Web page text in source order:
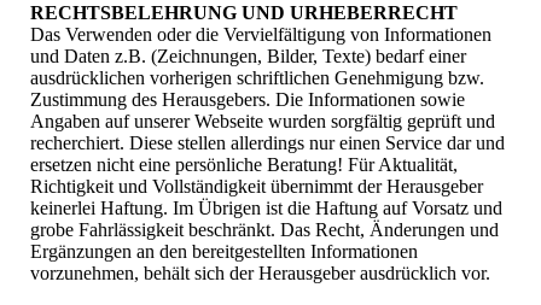
RECHTSBELEHRUNG UND URHEBERRECHT
Das Verwenden oder die Vervielfältigung von Informationen
und Daten z.B. (Zeichnungen, Bilder, Texte) bedarf einer
ausdrücklichen vorherigen schriftlichen Genehmigung bzw.
Zustimmung des Herausgebers. Die Informationen sowie
Angaben auf unserer Webseite wurden sorgfältig geprüft und
recherchiert. Diese stellen allerdings nur einen Service dar und
ersetzen nicht eine persönliche Beratung! Für Aktualität,
Richtigkeit und Vollständigkeit übernimmt der Herausgeber
keinerlei Haftung. Im Übrigen ist die Haftung auf Vorsatz und
grobe Fahrlässigkeit beschränkt. Das Recht, Änderungen und
Ergänzungen an den bereitgestellten Informationen
vorzunehmen, behält sich der Herausgeber ausdrücklich vor.